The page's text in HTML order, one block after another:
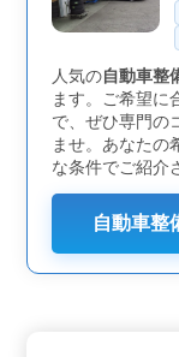
週休二日制が
円、時給は
は、ぜひお問い
人気の自動車整
ます。ご希望に
で、ぜひ専門の
ませ。あなたの
な条件でご紹介
自動車整